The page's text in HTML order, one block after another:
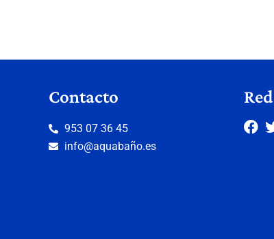
Contacto
953 07 36 45
info@aquabaño.es